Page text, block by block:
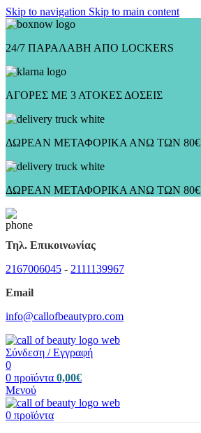
Skip to navigation Skip to main content
24/7 ΠΑΡΑΛΑΒΗ ΑΠΟ LOCKERS
ΑΓΟΡΕΣ ΜΕ 3 ΑΤΟΚΕΣ ΔΟΣΕΙΣ
ΔΩΡΕΑΝ ΜΕΤΑΦΟΡΙΚΑ ΑΝΩ ΤΩΝ 80€
ΔΩΡΕΑΝ ΜΕΤΑΦΟΡΙΚΑ ΑΝΩ ΤΩΝ 80€
Τηλ. Επικοινωνίας
2167006045 - 2111139967
Email
info@callofbeautypro.com
Σύνδεση / Εγγραφή
0
0 προϊόντα 0,00€
Μενού
0 προϊόντα